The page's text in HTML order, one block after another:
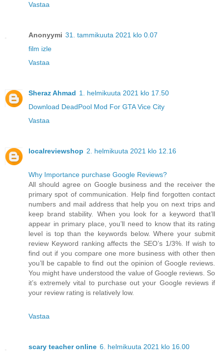
Vastaa
Anonyymi 31. tammikuuta 2021 klo 0.07
film izle
Vastaa
Sheraz Ahmad 1. helmikuuta 2021 klo 17.50
Download DeadPool Mod For GTA Vice City
Vastaa
localreviewshop 2. helmikuuta 2021 klo 12.16
Why Importance purchase Google Reviews?
All should agree on Google business and the receiver the
primary spot of communication. Help find forgotten contact
numbers and mail address that help you on next trips and
keep brand stability. When you look for a keyword that’ll
appear in primary place, you’ll need to know that its rating
level is top than the keywords below. Where your submit
review Keyword ranking affects the SEO’s 1/3%. If wish to
find out if you compare one more business with other then
you’ll be capable to find out the opinion of Google reviews.
You might have understood the value of Google reviews. So
it’s extremely vital to purchase out your Google reviews if
your review rating is relatively low.
Vastaa
scary teacher online 6. helmikuuta 2021 klo 16.00